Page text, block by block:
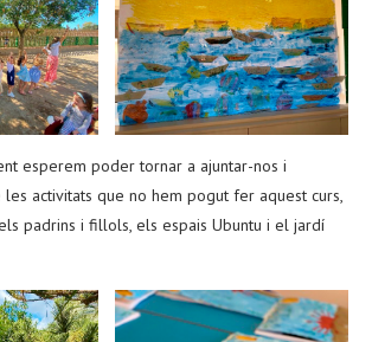
esperem poder tornar a ajuntar-nos i
activitats que no hem pogut fer aquest curs,
padrins i fillols, els espais Ubuntu i el jardí